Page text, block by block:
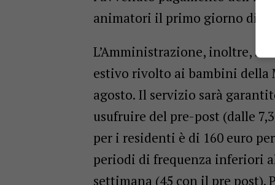
animatori il primo giorno di
L’Amministrazione, inoltre, sta
estivo rivolto ai bambini della
agosto. Il servizio sarà
usufruire del pre-post (dalle
per i residenti è di 160 euro
periodi di frequenza inferiori
settimana (45 con il pre post).